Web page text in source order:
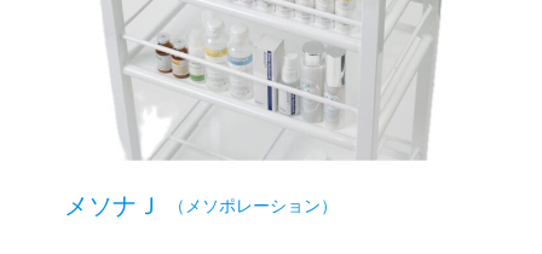
メソナＪ （メソポレーション）